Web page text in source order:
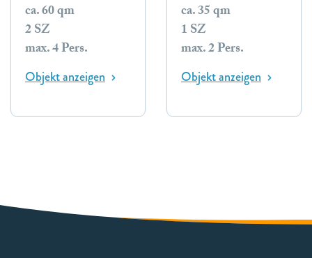
ca. 60 qm
2 SZ
max. 4 Pers.
Objekt anzeigen
ca. 35 qm
1 SZ
max. 2 Pers.
Objekt anzeigen